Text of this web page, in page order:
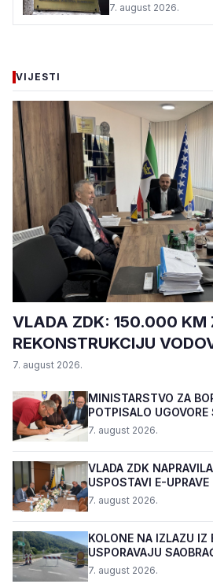
7. august 2026.•117 pregleda
7. august 2026.
VIJESTI
VLADA ZDK: 150.000 KM
REKONSTRUKCIJU
7. august 2026.
MINISTARSTVO ZA
POTPISALO
PROGRAMA "BIZNIS
7. august 2026.
VLADA ZDK
USPOSTAVI E-UPRAVE
7. august 2026.
KOLONE NA IZLAZU IZ
USPORAVAJU
7. august 2026.